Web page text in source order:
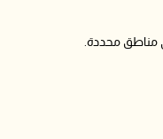
مناطق محددة.